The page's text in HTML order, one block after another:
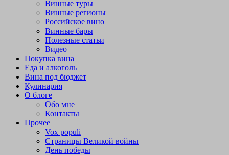
Винные туры
Винные регионы
Российское вино
Винные бары
Полезные статьи
Видео
Покупка вина
Еда и алкоголь
Вина под бюджет
Кулинария
О блоге
Обо мне
Контакты
Прочее
Vox populi
Страницы Великой войны
День победы